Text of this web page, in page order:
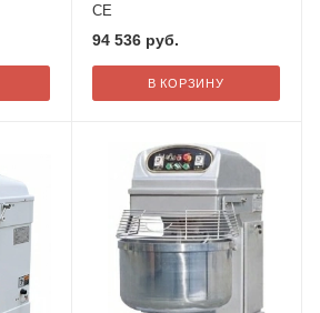
СЕ
94 536руб.
В КОРЗИНУ